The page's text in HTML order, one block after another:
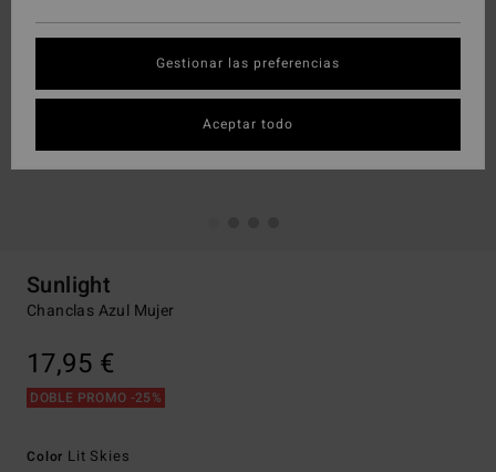
Sunlight
Chanclas Azul Mujer
17,95 €
DOBLE PROMO -25%
Color Lit Skies
Gestionar las preferencias
Aceptar todo